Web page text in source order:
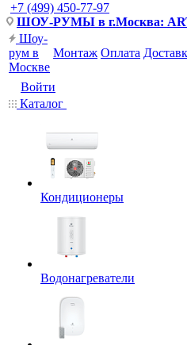
+7 (499) 450-77-97
ШОУ-РУМЫ в г.Москва:
Шоу-
рум в
Москве
Монтаж Оплата
Войти
Каталог
Кондиционеры
Водонагреватели